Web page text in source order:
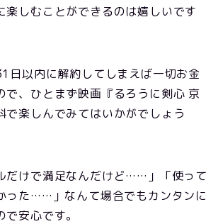
楽しむことができるのは嬉しいです
日以内に解約してしまえば一切お金
で、ひとまず映画『るろうに剣心 京
で楽しんでみてはいかがでしょう
だけで満足なんだけど……」「使って
った……」なんて場合でもカンタンに
安心です。